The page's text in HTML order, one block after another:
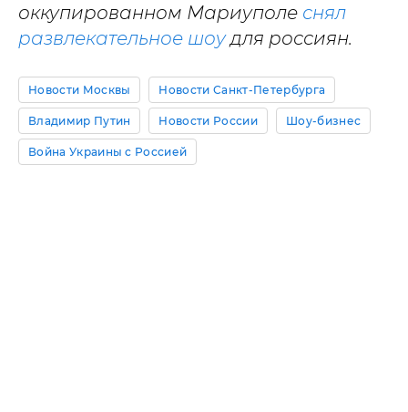
оккупированном Мариуполе снял
развлекательное шоудля россиян.
Новости Москвы Новости Санкт-Петербурга
Владимир Путин Новости России Шоу-бизнес
Война Украины с Россией